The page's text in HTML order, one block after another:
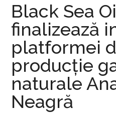
Black Sea
finalizează
platformei
producţie
naturale
Neagră